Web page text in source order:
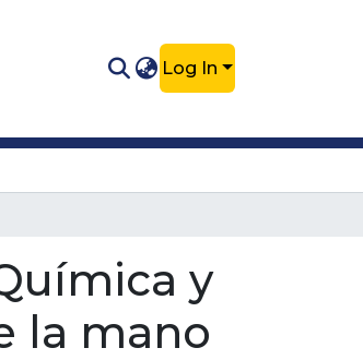
Log In
y
la mano